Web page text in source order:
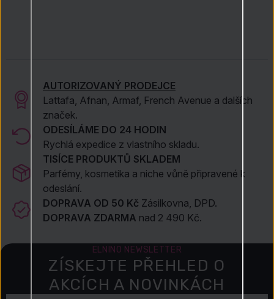
AUTORIZOVANÝ PRODEJCE
Lattafa, Afnan, Armaf, French Avenue a dalších
značek.
ODESÍLÁME DO 24 HODIN
Rychlá expedice z vlastního skladu.
TISÍCE PRODUKTŮ SKLADEM
Parfémy, kosmetika a niche vůně připravené k
odeslání.
DOPRAVA OD 50 Kč Zásilkovna, DPD.
DOPRAVA ZDARMA nad 2 490 Kč.
ELNINO NEWSLETTER
ZÍSKEJTE PŘEHLED O
AKCÍCH A NOVINKÁCH